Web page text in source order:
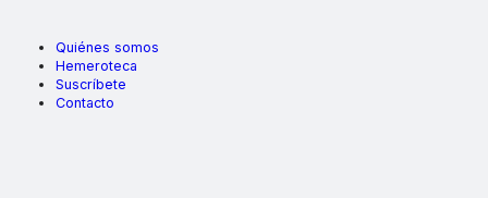
Quiénes somos
Hemeroteca
Suscríbete
Contacto